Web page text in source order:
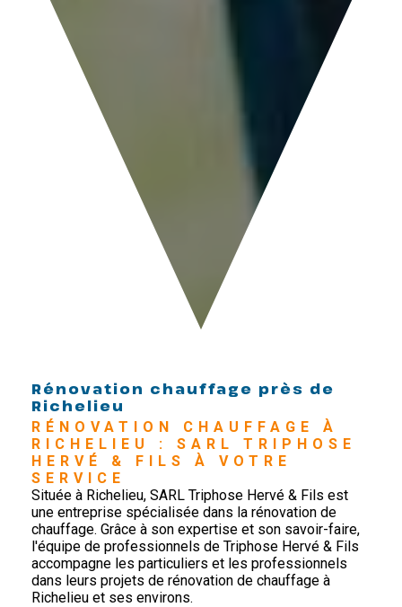
Rénovation chauffage près de
Richelieu
RÉNOVATION CHAUFFAGE À
RICHELIEU : SARL TRIPHOSE
HERVÉ & FILS À VOTRE
SERVICE
Située à Richelieu, SARL Triphose Hervé & Fils est
une entreprise spécialisée dans la rénovation de
chauffage. Grâce à son expertise et son savoir-faire,
l'équipe de professionnels de Triphose Hervé & Fils
accompagne les particuliers et les professionnels
dans leurs projets de rénovation de chauffage à
Richelieu et ses environs.